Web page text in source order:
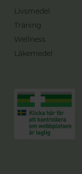
Livsmedel
Träning
Wellness
Läkemedel